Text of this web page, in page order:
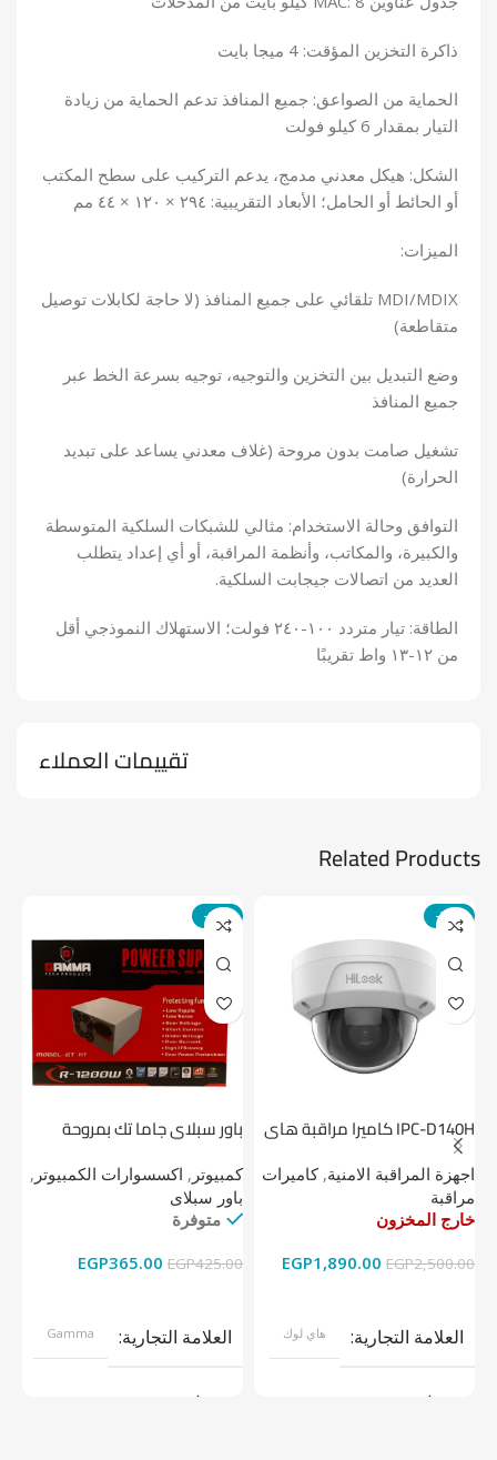
ذاكرة التخزين المؤقت: 4 ميجا بايت
الحماية من الصواعق: جميع المنافذ تدعم الحماية من زيادة
التيار بمقدار 6 كيلو فولت
الشكل: هيكل معدني مدمج، يدعم التركيب على سطح المكتب
أو الحائط أو الحامل؛ الأبعاد التقريبية: ٢٩٤ × ١٢٠ × ٤٤ مم
الميزات:
MDI/MDIX تلقائي على جميع المنافذ (لا حاجة لكابلات توصيل
متقاطعة)
وضع التبديل بين التخزين والتوجيه، توجيه بسرعة الخط عبر
جميع المنافذ
تشغيل صامت بدون مروحة (غلاف معدني يساعد على تبديد
الحرارة)
التوافق وحالة الاستخدام: مثالي للشبكات السلكية المتوسطة
والكبيرة، والمكاتب، وأنظمة المراقبة، أو أي إعداد يتطلب
العديد من اتصالات جيجابت السلكية.
الطاقة: تيار متردد ١٠٠-٢٤٠ فولت؛ الاستهلاك النموذجي أقل
من ١٢-١٣ واط تقريبًا
تقييمات العملاء
Related Products
-24%
IPC-D140H كاميرا مراقبة هاى
لوك داخلية 4 ميجا
اجهزة المراقبة الامنية,كاميرات
مراقبة
خارج المخزون
EGP2,500.00
EGP1,890.00
العلامة التجارية هاي لوك
موديل
-14%
باور سبلاي جاما تك بمروحة
كمبيوتر , اكسسوارات الكمبيوتر ,
باور سبلاى
متوفرة
EGP425.00
EGP365.00
العلامة التجارية Gamma
موديل